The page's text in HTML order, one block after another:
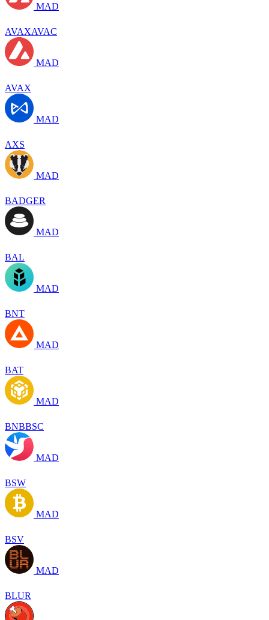
MAD
AVAXAVAC
MAD
AVAX
MAD
AXS
MAD
BADGER
MAD
BAL
MAD
BNT
MAD
BAT
MAD
BNBBSC
MAD
BSW
MAD
BSV
MAD
BLUR